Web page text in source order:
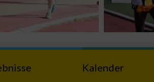
Kalender